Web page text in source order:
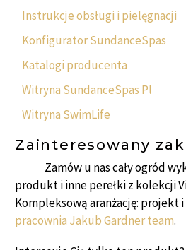
Instrukcje obsługi i pielęgnacji
Konfigurator SundanceSpas
Katalogi producenta
Witryna SundanceSpas Pl
Witryna SwimLife
Zainteresowany
Zamów u nas cały ogród
produkt i inne perełki z kolekcji
Kompleksową aranżację: projekt
pracownia Jakub Gardner team.